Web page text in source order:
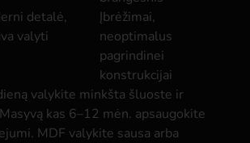
detalė,
valyti
Įbrėžimai,
neoptimalus
pagrindinei
konstrukcijai
valykite minkšta šluoste ir
kas 6–12 mėn. apsaugokite
MDF valykite sausa arba